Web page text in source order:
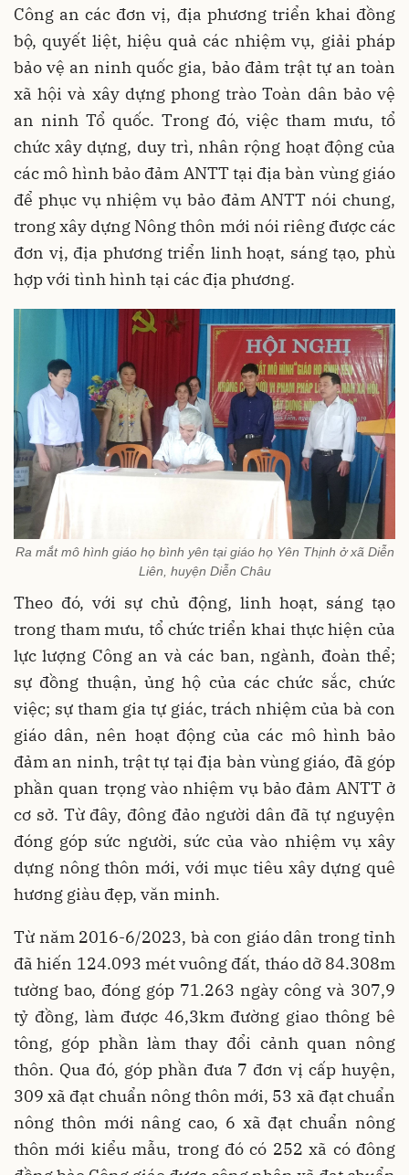
Công an các đơn vị, địa phương triển khai đồng
bộ, quyết liệt, hiệu quả các nhiệm vụ, giải pháp
bảo vệ an ninh quốc gia, bảo đảm trật tự an toàn
xã hội và xây dựng phong trào Toàn dân bảo vệ
an ninh Tổ quốc. Trong đó, việc tham mưu, tổ
chức xây dựng, duy trì, nhân rộng hoạt động của
các mô hình bảo đảm ANTT tại địa bàn vùng giáo
để phục vụ nhiệm vụ bảo đảm ANTT nói chung,
trong xây dựng Nông thôn mới nói riêng được các
đơn vị, địa phương triển linh hoạt, sáng tạo, phù
hợp với tình hình tại các địa phương.
Ra mắt mô hình giáo họ bình yên tại giáo họ Yên Thịnh ở xã Diễn
Liên, huyện Diễn Châu
Theo đó, với sự chủ động, linh hoạt, sáng tạo
trong tham mưu, tổ chức triển khai thực hiện của
lực lượng Công an và các ban, ngành, đoàn thể;
sự đồng thuận, ủng hộ của các chức sắc, chức
việc; sự tham gia tự giác, trách nhiệm của bà con
giáo dân, nên hoạt động của các mô hình bảo
đảm an ninh, trật tự tại địa bàn vùng giáo, đã góp
phần quan trọng vào nhiệm vụ bảo đảm ANTT ở
cơ sở. Từ đây, đông đảo người dân đã tự nguyện
đóng góp sức người, sức của vào nhiệm vụ xây
dựng nông thôn mới, với mục tiêu xây dựng quê
hương giàu đẹp, văn minh.
Từ năm 2016-6/2023, bà con giáo dân trong tỉnh
đã hiến 124.093 mét vuông đất, tháo dỡ 84.308m
tường bao, đóng góp 71.263 ngày công và 307,9
tỷ đồng, làm được 46,3km đường giao thông bê
tông, góp phần làm thay đổi cảnh quan nông
thôn. Qua đó, góp phần đưa 7 đơn vị cấp huyện,
309 xã đạt chuẩn nông thôn mới, 53 xã đạt chuẩn
nông thôn mới nâng cao, 6 xã đạt chuẩn nông
thôn mới kiểu mẫu, trong đó có 252 xã có đông